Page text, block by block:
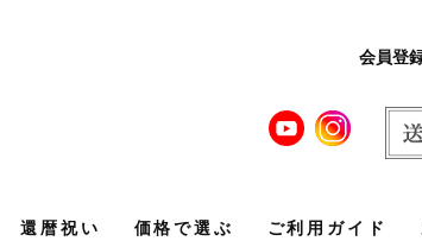
会員登
還暦祝い 価格で選ぶ ご利用ガイド